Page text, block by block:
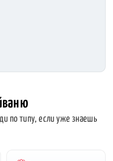
по типу, если уже знаешь